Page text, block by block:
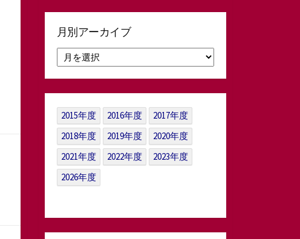
月別アーカイブ
別
ア
ー
カ
イ
ブ
2015年度 2016年度
2017年度
2018年度
2019年度
2020年度
2021年度
2022年度
2023年度
2026年度